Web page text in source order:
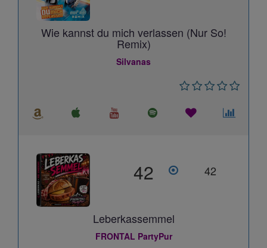
Wie kannst du mich verlassen (Nur So!
Remix)
Silvanas
42 42
Leberkassemmel
FRONTAL PartyPur